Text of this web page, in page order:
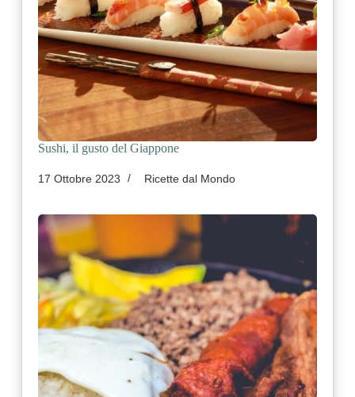
Sushi, il gusto del Giappone
17 Ottobre 2023 Ricette dal Mondo